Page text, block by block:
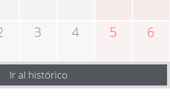
3 4 5 6
Ir al histórico